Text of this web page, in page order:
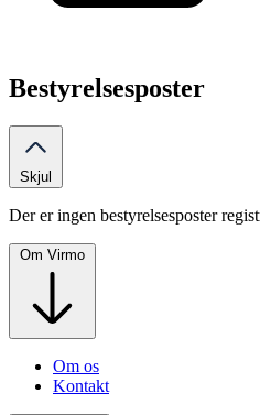
Bestyrelsesposter
Skjul
Der er ingen bestyrelsesposter
Om Virmo
Om os
Kontakt